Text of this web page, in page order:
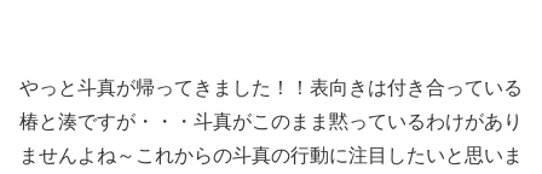
やっと斗真が帰ってきました！！表向きは付き合っている
椿と湊ですが・・・斗真がこのまま黙っているわけがあり
ませんよね～これからの斗真の行動に注目したいと思いま